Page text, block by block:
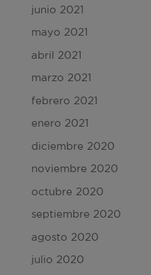
junio 2021
mayo 2021
abril 2021
marzo 2021
febrero 2021
enero 2021
diciembre 2020
noviembre 2020
octubre 2020
septiembre 2020
agosto 2020
julio 2020